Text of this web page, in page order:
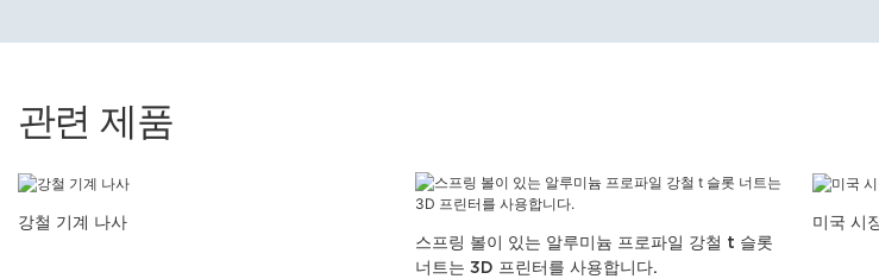
관련 제품
강철 기계 나사
스프링 볼이 있는 알루미늄 프로파일 강철 t 슬롯
너트는 3D 프린터를 사용합니다.
미국 시